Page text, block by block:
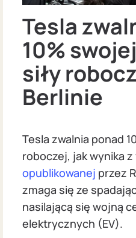
Tesla
10%
siły
Berlinie
Tesla zwalnia ponad
roboczej, jak wynika
opublikowanej przez
zmaga się ze
nasilającą się wojną
elektrycznych (EV).